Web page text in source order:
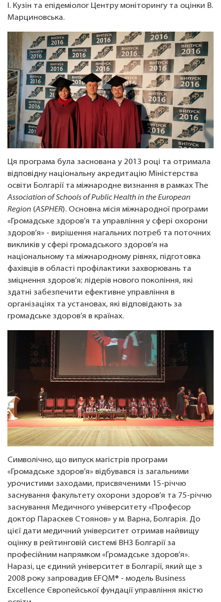
І. Кузін та епідеміолог Центру моніторингу та оцінки В.
Марциновська.
Ця програма була заснована у 2013 році та отримала
відповідну національну акредитацію Міністерства
освіти Болгарії та міжнародне визнання в рамках The
Association of Schools of Public Health in the European
Region (ASPHER). Основна місія міжнародної програми
«Громадське здоров’я та управління у сфері охорони
здоров’я» - вирішення нагальних потреб та поточних
викликів у сфері громадського здоров’я на
національному та міжнародному рівнях, підготовка
фахівців в області профілактики захворювань та
зміцнення здоров’я; лідерів нового покоління, які
здатні забезпечити ефективне управління в
організаціях та установах, які відповідають за
громадське здоров’я в країнах.
Символічно, що випуск магістрів програми
«Громадське здоров’я» відбувався із загальними
урочистими заходами, присвяченими 15-річчю
заснування факультету охорони здоров’я та 75-річчю
заснування Медичного університету «Професор
доктор Параскев Стоянов» у м. Варна, Болгарія. До
цієї дати медичний університет отримав найвищу
оцінку в рейтинговій системі ВНЗ Болгарії за
професійним напрямком «Громадське здоров’я».
Наразі, це єдиний університет в Болгарії, який ще з
2008 року запровадив EFQM® - модель Business
Excellence Європейської фундації управління якістю